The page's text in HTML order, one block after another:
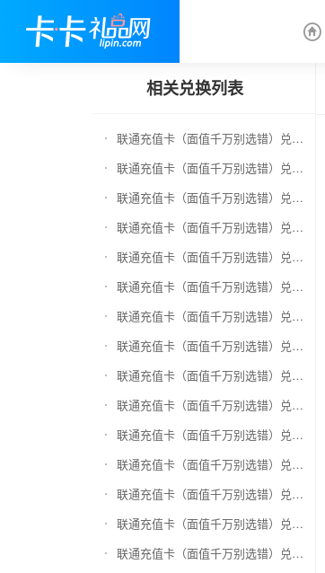

相关兑换列表
联通充值卡（面值千万别选错）兑换京东E卡
联通充值卡（面值千万别选错）兑换中石化加油卡
联通充值卡（面值千万别选错）兑换移动充值卡（面值千万别选错）
联通充值卡（面值千万别选错）兑换电信充值卡（面值千万别选错）
联通充值卡（面值千万别选错）兑换京东钢镚
联通充值卡（面值千万别选错）兑换中石化加油卡无卡号（面值千万别选错）
联通充值卡（面值千万别选错）兑换中石油全国充值卡
联通充值卡（面值千万别选错）兑换京东领货码
联通充值卡（面值千万别选错）兑换京东超市卡
联通充值卡（面值千万别选错）兑换苏宁易购礼品卡
联通充值卡（面值千万别选错）兑换骏网一卡通
联通充值卡（面值千万别选错）兑换骏网乐充
联通充值卡（面值千万别选错）兑换汇元智付卡
联通充值卡（面值千万别选错）兑换携程任我行
联通充值卡（面值千万别选错）兑换中欣卡(中欣通卡)